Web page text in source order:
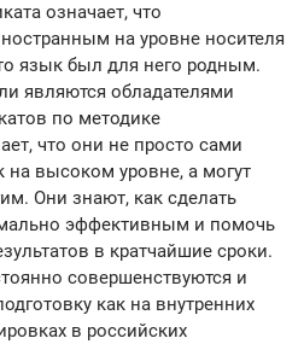
означает, что
на уровне носителя
язык был для него родным.
являются обладателями
по методике
что они не просто сами
высоком уровне, а могут
Они знают, как сделать
эффективным и помочь
в кратчайшие сроки.
совершенствуются и
как на внутренних
в российских